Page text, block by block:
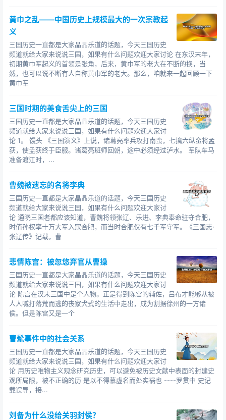
么?许邵说曹操是治世能臣、乱世奸雄的时候，曹操听了也
是大笑。可见潘凤之志，绝不在曹操之下。
第二个事件，就是袁绍和韩馥等人要立幽州牧刘虞为
帝的时候，潘凤所持的态度。据《上将潘凤传》的记载，
当时潘凤只对韩馥说了两句话。哪两句话?第一句是“废帝
非可行之事”。废帝是不可行的，为什么不可行了，这个问
题我们以后的节目还要再说，暂且放下不提。那潘凤还有
第二句话，他说“袁绍非共谋之人”，这正体现了潘凤高瞻远
瞩的政治眼光，因为我们都知道，韩馥的地盘最后就是被
袁绍用计抢走的。
好，现在我们又要先说说韩馥这个人了。韩馥一直给
掌之间，最
?最广泛流传的三国武将排名是“一吕二赵三典韦，四
关五马六张飞。黄许孙太两夏侯,二张徐庞甘周魏。枪神张
绣和文颜,虽勇无奈命太悲。三国二十四名将,打末邓艾和姜
维。”
后连地盘都搞丢了，这还不是草包吗?
你说，潘凤是何等聪明的人物，所谓“良禽择木而栖，
贤臣择主而仕”，像潘凤这样的贤臣，难道会找一个草包当
自己的主公吗?
作为臣子，居人下位，要怎么一统江山呢?而且潘凤知道自
己“命格无双、一统江山”之后，是仰天大笑，这说明，其实
潘凤，也是有野心的。所以呢，我估计，他是打算找一个
没什么才能的人当主公，然后自己呢，就以首席大臣的身
份独揽大权，甚至取而代之。
但是，潘凤低估了韩馥，甚至到现在我们很多人都低
黄巾之乱——中国历史上规模最大的一次宗教起
义
三国历史一直都是大家晶晶乐道的话题，今天三国历史
频道就给大家来说说三国，如果有什么问题欢迎大家讨论 在东汉末年，
初期黄巾军起义的首领是张角，后来，黄巾军的老大在不断的换，当
然，也可以说不断有人自称黄巾军的老大。那么，咱就来一起回顾一下
黄巾军
三国时期的美食舌尖上的三国
三国历史一直都是大家晶晶乐道的话题，今天三国历史
频道就给大家来说说三国，如果有什么问题欢迎大家讨
论 1。 馒头 《三国演义》上说，诸葛亮率兵攻打南蛮，七擒六纵蛮将孟
获，使孟获终于臣服。诸葛亮班师回朝，途中必须经过泸水。 军队车马
准备渡江时，...
曹魏被遗忘的名将李典
三国历史一直都是大家晶晶乐道的话题，今天三国历史
频道就给大家来说说三国，如果有什么问题欢迎大家讨
论 通晓三国者都应该知道，曹魏将领张辽、乐进、李典奉命驻守合肥，
时值孙权率十万大军入寇合肥，而当时合肥仅有七千军守军。《三国志·
张辽传》记载，曹
悲情陈宫：被忽悠弃官从曹操
三国历史一直都是大家晶晶乐道的话题，今天三国历史
频道就给大家来说说三国，如果有什么问题欢迎大家讨
论 陈宫在汉末三国中是个人物。正是得到陈宫的辅佐，吕布才能够从被
人人喊打落荒而逃的丧家犬式的生活中走出，成为割据徐州的一方诸
侯。但是陈宫又是一个
曹髦事件中的社会关系
三国历史一直都是大家晶晶乐道的话题，今天三国历史
频道就给大家来说说三国，如果有什么问题欢迎大家讨
论 用历史唯物主义观念研究历史，可以避免被历史文献中表面的封建史
观所局限，被不正确的历 是以不得慕虚名而处实祸也 ----罗贯中 史记
载误导，接...
刘备为什么没给关羽封侯？